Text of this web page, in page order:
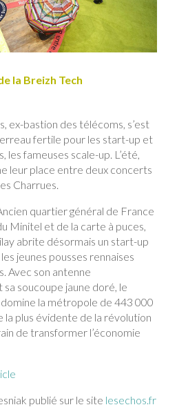
la Breizh Tech
ex-bastion des télécoms, s’est
fertile pour les start-up et
les fameuses scale-up. L’été,
leur place entre deux concerts
Charrues.
quartier général de France
Minitel et de la carte à puces,
abrite désormais un start-up
jeunes pousses rennaises
Avec son antenne
soucoupe jaune doré, le
la métropole de 443 000
la plus évidente de la révolution
de transformer l’économie
publié sur le site lesechos.fr